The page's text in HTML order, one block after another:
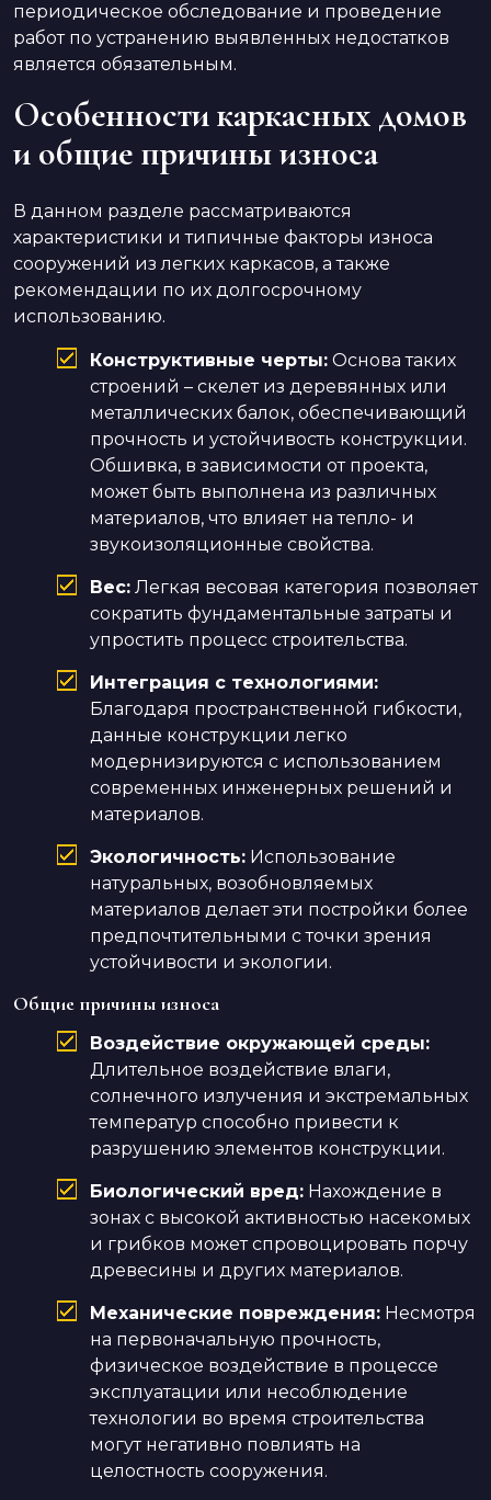
периодическое обследование и проведение
работ по устранению выявленных недостатков
является обязательным.
Особенности каркасных домов
и общие причины износа
В данном разделе рассматриваются
характеристики и типичные факторы износа
сооружений из легких каркасов, а также
рекомендации по их долгосрочному
использованию.
Конструктивные черты: Основа таких
строений – скелет из деревянных или
металлических балок, обеспечивающий
прочность и устойчивость конструкции.
Обшивка, в зависимости от проекта,
может быть выполнена из различных
материалов, что влияет на тепло- и
звукоизоляционные свойства.
Вес: Легкая весовая категория позволяет
сократить фундаментальные затраты и
упростить процесс строительства.
Интеграция с технологиями:
Благодаря пространственной гибкости,
данные конструкции легко
модернизируются с использованием
современных инженерных решений и
материалов.
Экологичность: Использование
натуральных, возобновляемых
материалов делает эти постройки более
предпочтительными с точки зрения
устойчивости и экологии.
Общие причины износа
Воздействие окружающей среды:
Длительное воздействие влаги,
солнечного излучения и экстремальных
температур способно привести к
разрушению элементов конструкции.
Биологический вред: Нахождение в
зонах с высокой активностью насекомых
и грибков может спровоцировать порчу
древесины и других материалов.
Механические повреждения: Несмотря
на первоначальную прочность,
физическое воздействие в процессе
эксплуатации или несоблюдение
технологии во время строительства
могут негативно повлиять на
целостность сооружения.